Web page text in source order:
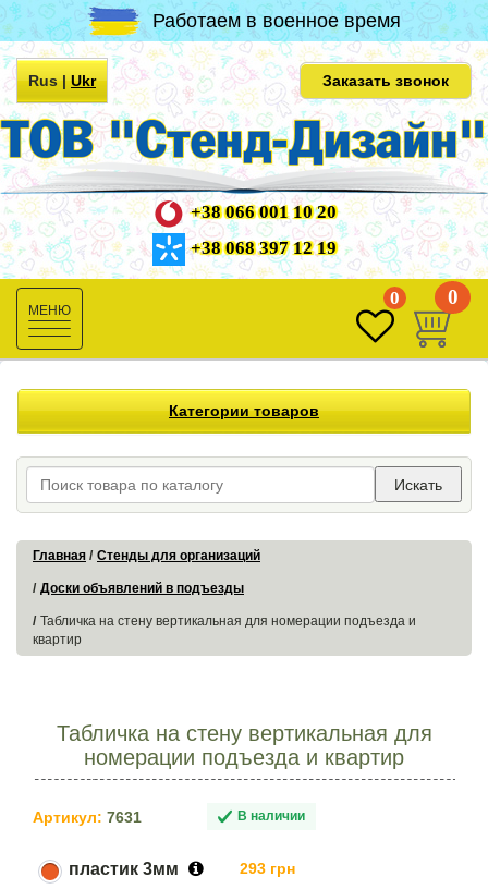
Работаем в военное время
Rus|Ukr Заказать звонок
+38 066 001 10 20
+38 068 397 12 19
Toggle
navigation
0 0
Категории товаров
Искать
Главная Стенды для организаций
Доски объявлений в подъезды
Табличка на стену вертикальная для номерации подъезда и
квартир
Табличка на стену вертикальная для
номерации подъезда и квартир
Артикул: 7631 В наличии
пластик 3мм 293 грн